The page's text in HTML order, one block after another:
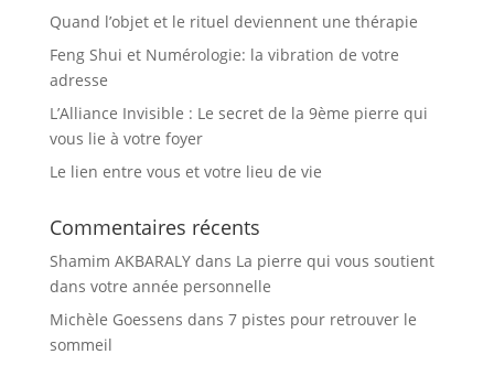
Quand l’objet et le rituel deviennent une thérapie
Feng Shui et Numérologie: la vibration de votre
adresse
L’Alliance Invisible : Le secret de la 9ème pierre qui
vous lie à votre foyer
Le lien entre vous et votre lieu de vie
Commentaires récents
Shamim AKBARALYdans La pierre qui vous soutient
dans votre année personnelle
Michèle Goessens dans 7 pistes pour retrouver le
sommeil